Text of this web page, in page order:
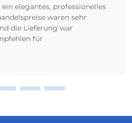
elegantes, professionelles
waren sehr
die Lieferung war
für